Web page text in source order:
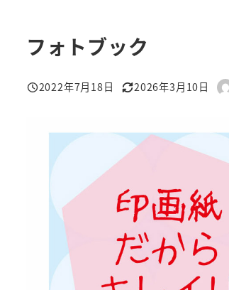
フォトブック
投稿日
2022年7月18日
更新日
2026年3月10日
著